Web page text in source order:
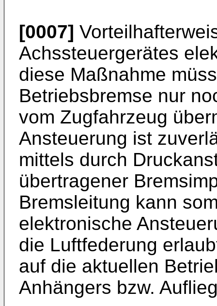
[0007]
Achssteuergerätes
diese Maßnahme
Betriebsbremse nur
vom Zugfahrzeug
Ansteuerung ist
mittels durch
übertragener
Bremsleitung kann
elektronische
die Luftfederung
auf die aktuellen
Anhängers bzw.